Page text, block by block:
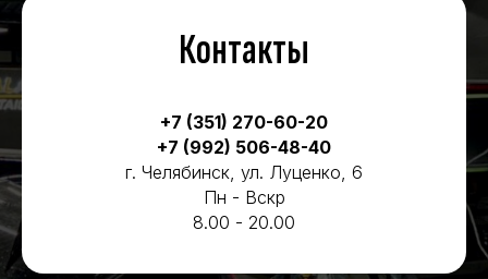
Контакты
+7 (351) 270-60-20
+7 (992) 506-48-40
г. Челябинск, ул. Луценко, 6
Пн - Вскр
8.00 - 20.00